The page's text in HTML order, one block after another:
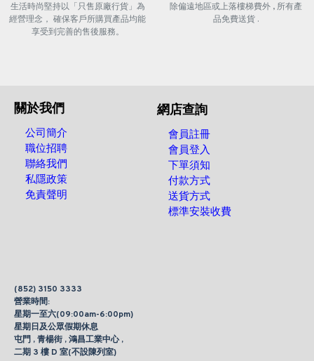
生活時尚堅持以「只售原廠行貨」為
經營理念， 確保客戶所購買產品均能
享受到完善的售後服務。
除偏遠地區或上落樓梯費外 , 所有產
品免費送貨 .
關於我們
公司簡介
職位招聘
聯絡我們
私隱政策
免責聲明
網店查詢
會員註冊
會員登入
下單須知
付款方式
送貨方式
標準安裝收費
(852) 3150 3333
營業時間:
星期一至六(09:00am-6:00pm)
星期日及公眾假期休息
屯門 , 青楊街 , 鴻昌工業中心 ,
二期 3 樓 D 室(不設陳列室)